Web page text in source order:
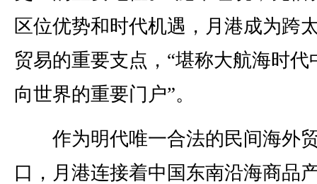
区位优势和时代机遇，月港成为跨
贸易的重要支点，“堪称大航海时代
向世界的重要门户”。
作为明代唯一合法的民间海外
口，月港连接着中国东南沿海商品